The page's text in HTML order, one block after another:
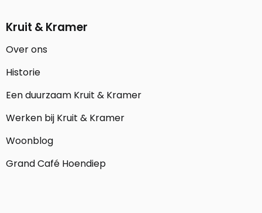
Kruit & Kramer
Over ons
Historie
Een duurzaam Kruit & Kramer
Werken bij Kruit & Kramer
Woonblog
Grand Café Hoendiep